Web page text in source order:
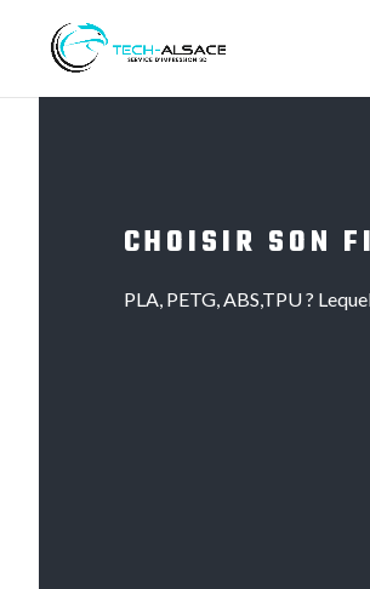
CHOISIR SON
PLA, PETG, ABS,TPU ?